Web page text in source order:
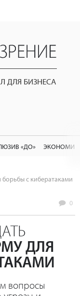
ДЛЯ БИЗНЕСА
«ДО»
борьбы с кибератаками
0
ДЛЯ
вопросы